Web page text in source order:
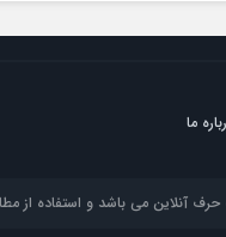
ما
آنلاین می باشد و استفاده از